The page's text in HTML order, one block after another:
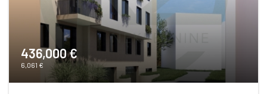
436,000 €
6,061 €